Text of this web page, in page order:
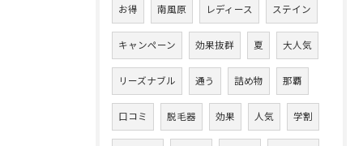
お得 南風原 レディース ステイン
キャンペーン 効果抜群 夏 大人気
リーズナブル 通う 詰め物 那覇
口コミ 脱毛器 効果 人気 学割